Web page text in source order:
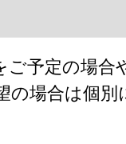
予定の場合
の場合は個別